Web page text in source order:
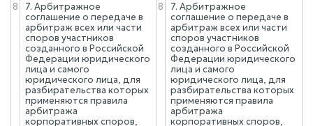
8
7. Арбитражное
соглашение о передаче в
арбитраж всех или части
споров участников
созданного в Российской
Федерации юридического
лица и самого
юридического лица, для
разбирательства которых
применяются правила
арбитража
корпоративных споров,
8
7. Арбитражное
соглашение о передаче в
арбитраж всех или части
споров участников
созданного в Российской
Федерации юридического
лица и самого
юридического лица, для
разбирательства которых
применяются правила
арбитража
корпоративных споров,